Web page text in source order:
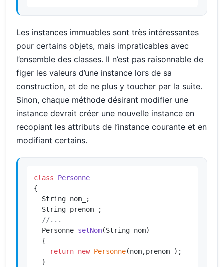
Les instances immuables sont très intéressantes
pour certains objets, mais impraticables avec
l’ensemble des classes. Il n’est pas raisonnable de
figer les valeurs d’une instance lors de sa
construction, et de ne plus y toucher par la suite.
Sinon, chaque méthode désirant modifier une
instance devrait créer une nouvelle instance en
recopiant les attributs de l’instance courante et en
modifiant certains.
class
Personne
{
  String nom_;
  String prenom_;
//...
Personne setNom(String nom)
{
return new Personne(nom,prenom_);
  }